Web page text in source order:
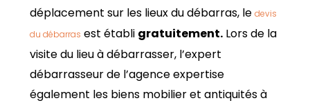
déplacement sur les lieux du débarras, le devis
du débarras est établi gratuitement. Lors de la
visite du lieu à débarrasser, l’expert
débarrasseur de l’agence expertise
également les biens mobilier et antiquités à